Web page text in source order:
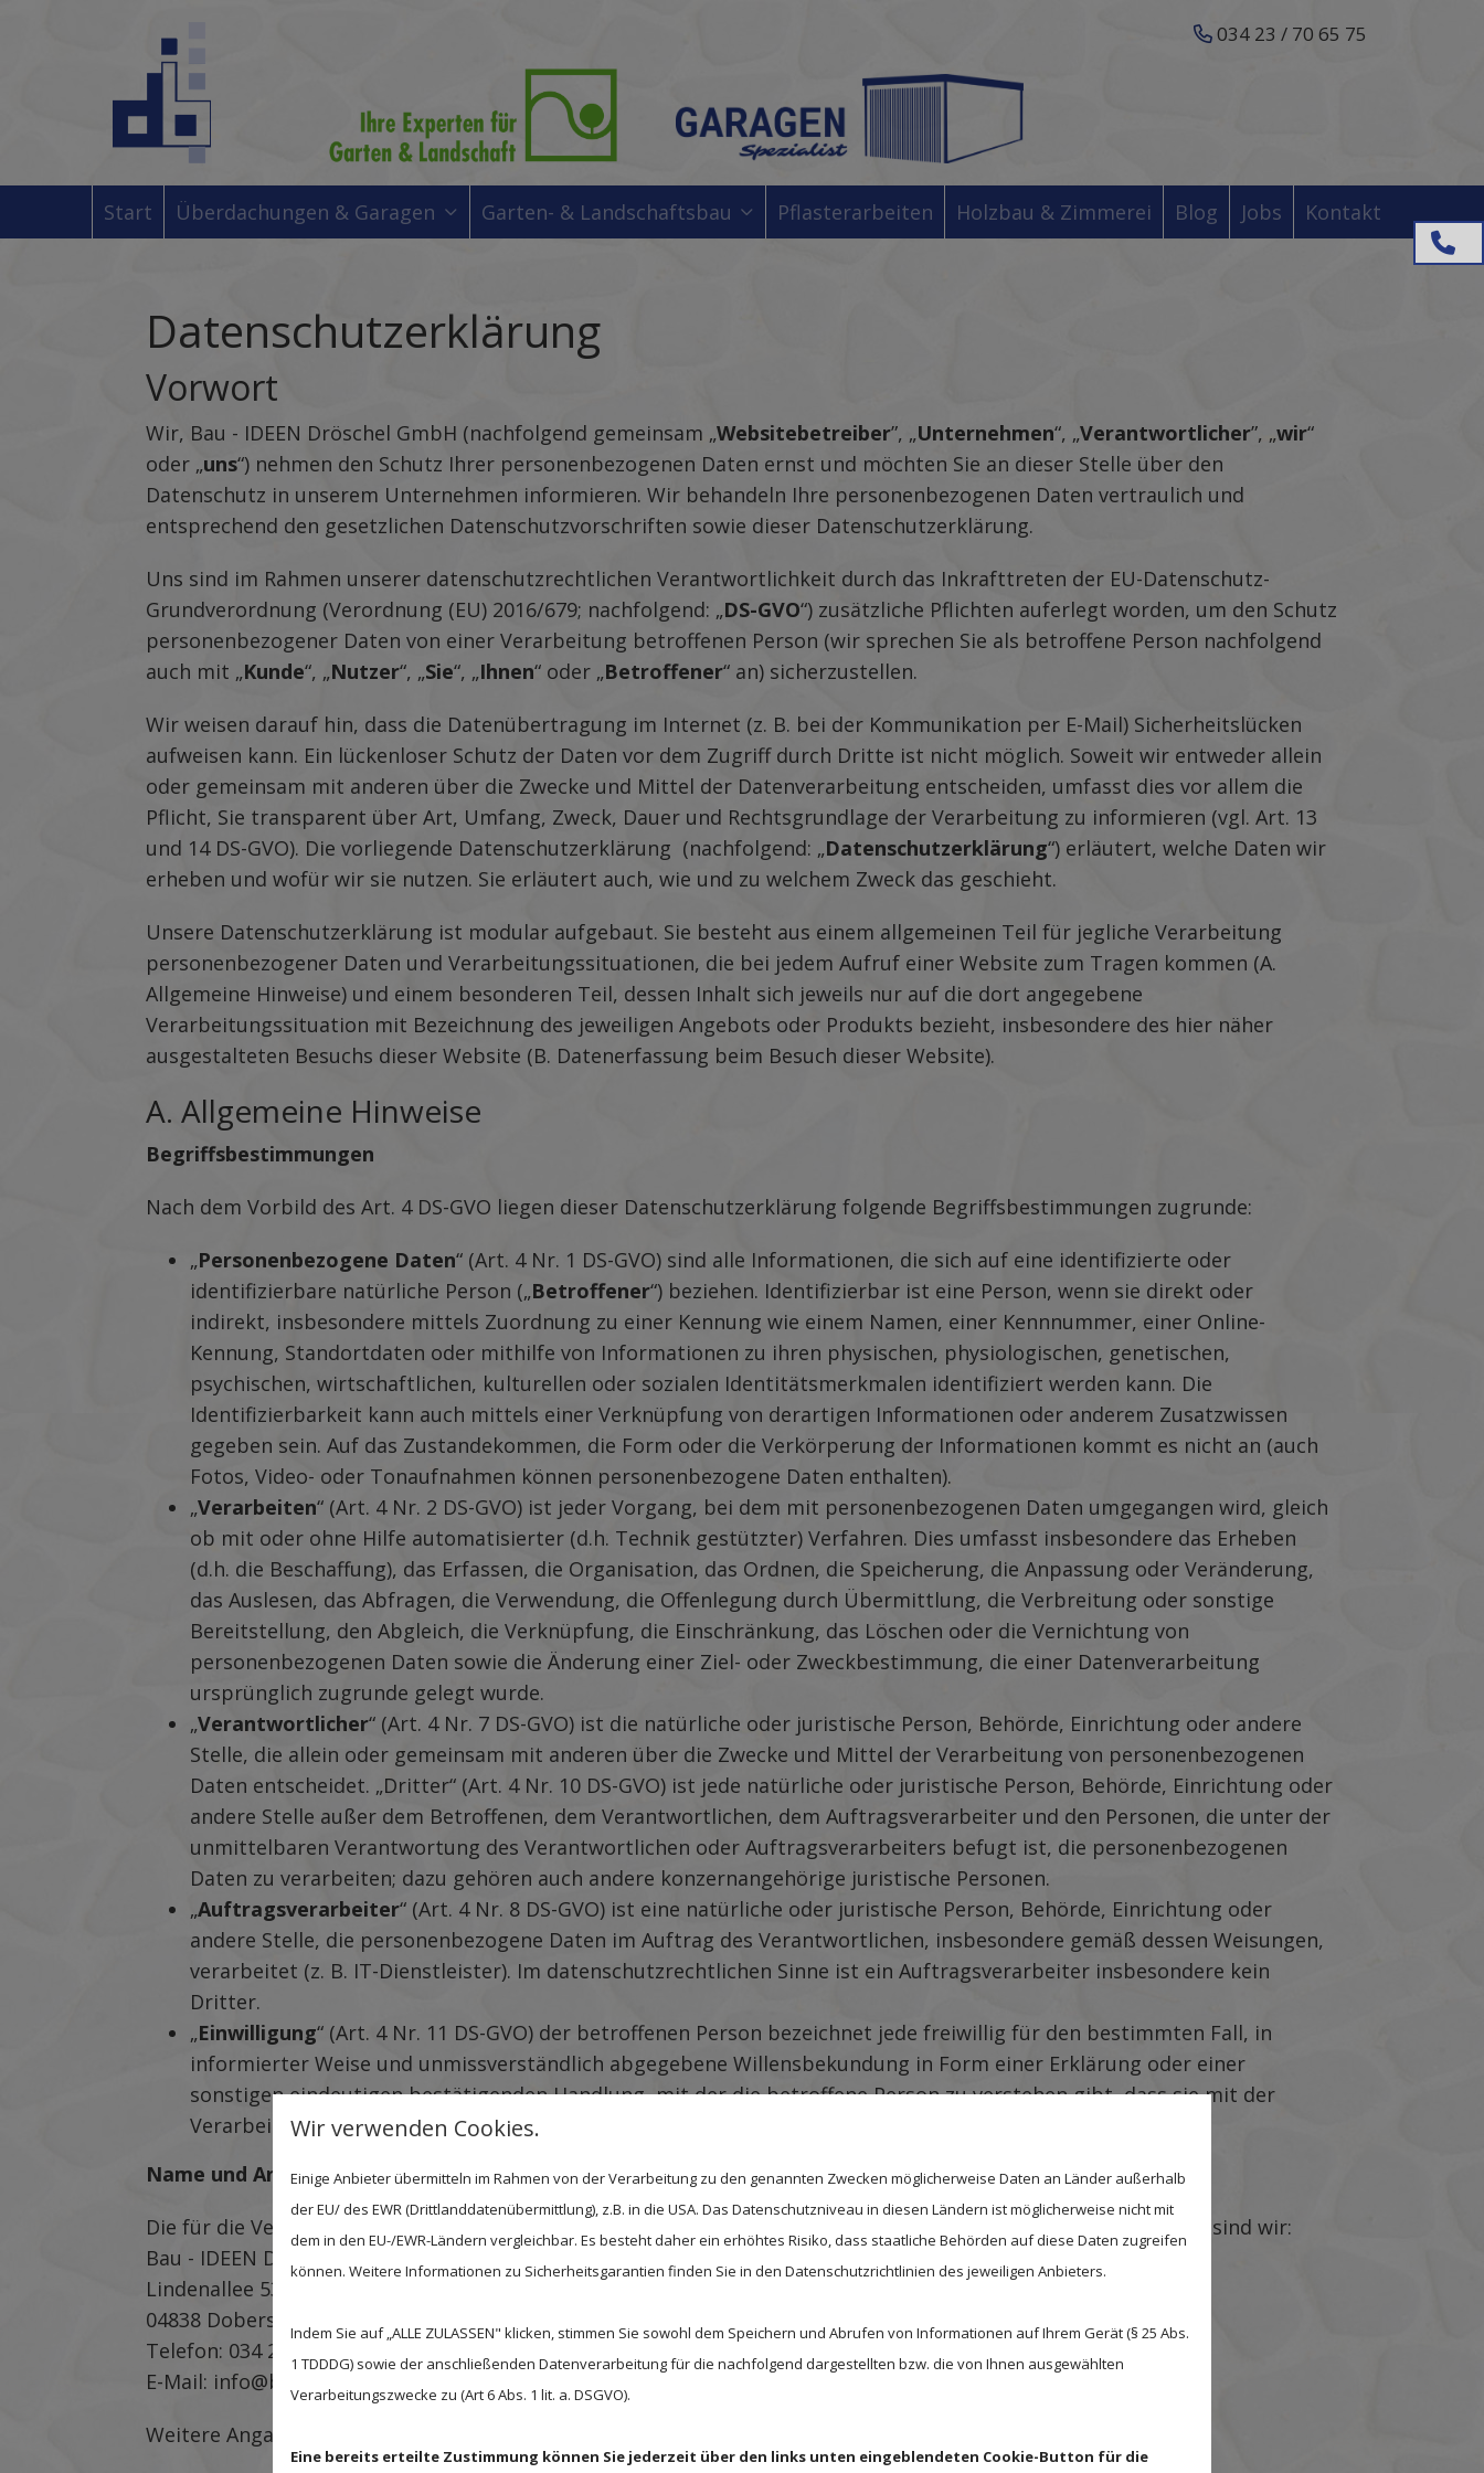
034 23 / 70 65 75
Start Überdachungen & Garagen Garten- & Landschaftsbau Pflasterarbeiten Holzbau & Zimmerei Blog Jobs Kontakt
Datenschutzerklärung
Vorwort
Wir, Bau - IDEEN Dröschel GmbH (nachfolgend gemeinsam „Websitebetreiber”, „Unternehmen“, „Verantwortlicher”, „wir“
oder „uns“) nehmen den Schutz Ihrer personenbezogenen Daten ernst und möchten Sie an dieser Stelle über den
Datenschutz in unserem Unternehmen informieren. Wir behandeln Ihre personenbezogenen Daten vertraulich und
entsprechend den gesetzlichen Datenschutzvorschriften sowie dieser Datenschutzerklärung.
Uns sind im Rahmen unserer datenschutzrechtlichen Verantwortlichkeit durch das Inkrafttreten der EU-Datenschutz-
Grundverordnung (Verordnung (EU) 2016/679; nachfolgend: „DS-GVO“) zusätzliche Pflichten auferlegt worden, um den Schutz
personenbezogener Daten von einer Verarbeitung betroffenen Person (wir sprechen Sie als betroffene Person nachfolgend
auch mit „Kunde“, „Nutzer“, „Sie“, „Ihnen“ oder „Betroffener“ an) sicherzustellen.
Wir weisen darauf hin, dass die Datenübertragung im Internet (z. B. bei der Kommunikation per E-Mail) Sicherheitslücken
aufweisen kann. Ein lückenloser Schutz der Daten vor dem Zugriff durch Dritte ist nicht möglich. Soweit wir entweder allein
oder gemeinsam mit anderen über die Zwecke und Mittel der Datenverarbeitung entscheiden, umfasst dies vor allem die
Pflicht, Sie transparent über Art, Umfang, Zweck, Dauer und Rechtsgrundlage der Verarbeitung zu informieren (vgl. Art. 13
und 14 DS-GVO). Die vorliegende Datenschutzerklärung (nachfolgend: „Datenschutzerklärung“) erläutert, welche Daten wir
erheben und wofür wir sie nutzen. Sie erläutert auch, wie und zu welchem Zweck das geschieht.
Unsere Datenschutzerklärung ist modular aufgebaut. Sie besteht aus einem allgemeinen Teil für jegliche Verarbeitung
personenbezogener Daten und Verarbeitungssituationen, die bei jedem Aufruf einer Website zum Tragen kommen (A.
Allgemeine Hinweise) und einem besonderen Teil, dessen Inhalt sich jeweils nur auf die dort angegebene
Verarbeitungssituation mit Bezeichnung des jeweiligen Angebots oder Produkts bezieht, insbesondere des hier näher
ausgestalteten Besuchs dieser Website (B. Datenerfassung beim Besuch dieser Website).
A. Allgemeine Hinweise
Begriffsbestimmungen
Nach dem Vorbild des Art. 4 DS-GVO liegen dieser Datenschutzerklärung folgende Begriffsbestimmungen zugrunde:
„Personenbezogene Daten“ (Art. 4 Nr. 1 DS-GVO) sind alle Informationen, die sich auf eine identifizierte oder
identifizierbare natürliche Person („Betroffener“) beziehen. Identifizierbar ist eine Person, wenn sie direkt oder
indirekt, insbesondere mittels Zuordnung zu einer Kennung wie einem Namen, einer Kennnummer, einer Online-
Kennung, Standortdaten oder mithilfe von Informationen zu ihren physischen, physiologischen, genetischen,
psychischen, wirtschaftlichen, kulturellen oder sozialen Identitätsmerkmalen identifiziert werden kann. Die
Identifizierbarkeit kann auch mittels einer Verknüpfung von derartigen Informationen oder anderem Zusatzwissen
gegeben sein. Auf das Zustandekommen, die Form oder die Verkörperung der Informationen kommt es nicht an (auch
Fotos, Video- oder Tonaufnahmen können personenbezogene Daten enthalten).
„Verarbeiten“ (Art. 4 Nr. 2 DS-GVO) ist jeder Vorgang, bei dem mit personenbezogenen Daten umgegangen wird, gleich
ob mit oder ohne Hilfe automatisierter (d.h. Technik gestützter) Verfahren. Dies umfasst insbesondere das Erheben
(d.h. die Beschaffung), das Erfassen, die Organisation, das Ordnen, die Speicherung, die Anpassung oder Veränderung,
das Auslesen, das Abfragen, die Verwendung, die Offenlegung durch Übermittlung, die Verbreitung oder sonstige
Bereitstellung, den Abgleich, die Verknüpfung, die Einschränkung, das Löschen oder die Vernichtung von
personenbezogenen Daten sowie die Änderung einer Ziel- oder Zweckbestimmung, die einer Datenverarbeitung
ursprünglich zugrunde gelegt wurde.
„Verantwortlicher“ (Art. 4 Nr. 7 DS-GVO) ist die natürliche oder juristische Person, Behörde, Einrichtung oder andere
Stelle, die allein oder gemeinsam mit anderen über die Zwecke und Mittel der Verarbeitung von personenbezogenen
Daten entscheidet. „Dritter“ (Art. 4 Nr. 10 DS-GVO) ist jede natürliche oder juristische Person, Behörde, Einrichtung oder
andere Stelle außer dem Betroffenen, dem Verantwortlichen, dem Auftragsverarbeiter und den Personen, die unter der
unmittelbaren Verantwortung des Verantwortlichen oder Auftragsverarbeiters befugt ist, die personenbezogenen
Daten zu verarbeiten; dazu gehören auch andere konzernangehörige juristische Personen.
„Auftragsverarbeiter“ (Art. 4 Nr. 8 DS-GVO) ist eine natürliche oder juristische Person, Behörde, Einrichtung oder
andere Stelle, die personenbezogene Daten im Auftrag des Verantwortlichen, insbesondere gemäß dessen Weisungen,
verarbeitet (z. B. IT-Dienstleister). Im datenschutzrechtlichen Sinne ist ein Auftragsverarbeiter insbesondere kein
Dritter.
„Einwilligung“ (Art. 4 Nr. 11 DS-GVO) der betroffenen Person bezeichnet jede freiwillig für den bestimmten Fall, in
informierter Weise und unmissverständlich abgegebene Willensbekundung in Form einer Erklärung oder einer
sonstigen eindeutigen bestätigenden Handlung, mit der die betroffene Person zu verstehen gibt, dass sie mit der
Verarbeitung der sie betreffenden personenbezogenen Daten einverstanden ist.
Name und Anschrift des für die Verarbeitung Verantwortlichen
Die für die Verarbeitung der personenbezogenen Daten verantwortliche Stelle im Sinne des Art. 4 Nr. 7 DS-GVO sind wir:
Bau - IDEEN Dröschel GmbH
Lindenallee 53
04838 Doberschütz / OT Sprotta
Telefon: 034 23 / 70 65 75
E-Mail: info@bau-ideen-droeschel.de
Weitere Angaben zu unserem Unternehmen können dem Impressum auf unserer Website entnommen werden.
034
Wir verwenden Cookies.
Einige Anbieter übermitteln im Rahmen von der Verarbeitung zu den genannten Zwecken möglicherweise Daten an Länder außerhalb
der EU/ des EWR (Drittlanddatenübermittlung), z.B. in die USA. Das Datenschutzniveau in diesen Ländern ist möglicherweise nicht mit
dem in den EU-/EWR-Ländern vergleichbar. Es besteht daher ein erhöhtes Risiko, dass staatliche Behörden auf diese Daten zugreifen
können. Weitere Informationen zu Sicherheitsgarantien finden Sie in den Datenschutzrichtlinien des jeweiligen Anbieters.
Indem Sie auf „ALLE ZULASSEN" klicken, stimmen Sie sowohl dem Speichern und Abrufen von Informationen auf Ihrem Gerät (§ 25 Abs.
1 TDDDG) sowie der anschließenden Datenverarbeitung für die nachfolgend dargestellten bzw. die von Ihnen ausgewählten
Verarbeitungszwecke zu (Art 6 Abs. 1 lit. a. DSGVO).
Eine bereits erteilte Zustimmung können Sie jederzeit über den links unten eingeblendeten Cookie-Button für die